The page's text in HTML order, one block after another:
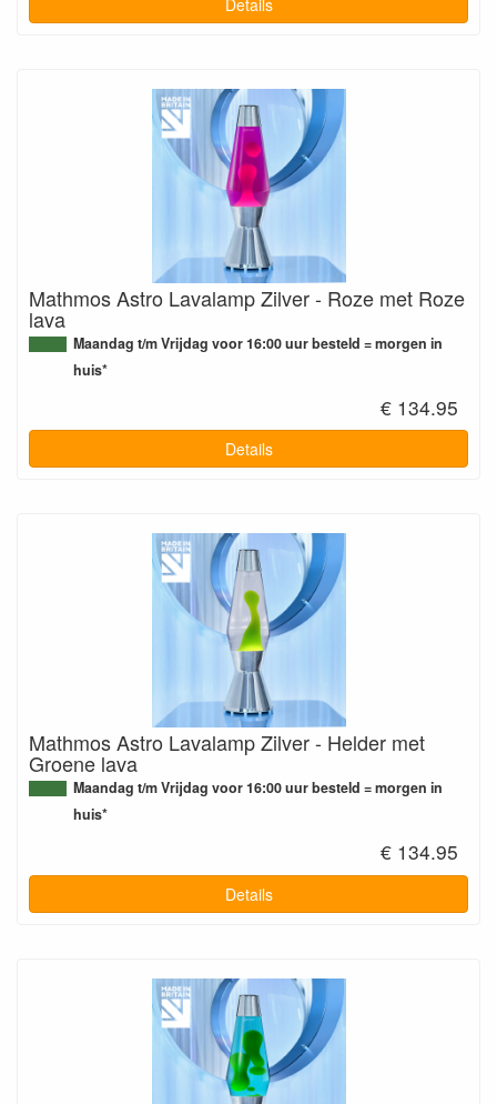
Mathmos Astro Lavalamp Zilver - Roze met Roze
lava
Maandag t/m Vrijdag voor 16:00 uur besteld = morgen in
huis*
€ 134.95
Details
Mathmos Astro Lavalamp Zilver - Helder met
Groene lava
Maandag t/m Vrijdag voor 16:00 uur besteld = morgen in
huis*
€ 134.95
Details